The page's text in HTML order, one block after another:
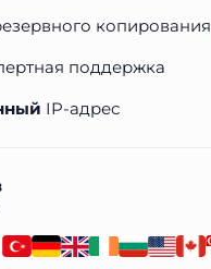
копирования
поддержка
IP-адрес